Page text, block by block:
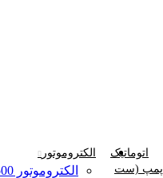
اتوماتیک
پمپ (ست
الکتروموتور
الکتروموتور 1500 دور